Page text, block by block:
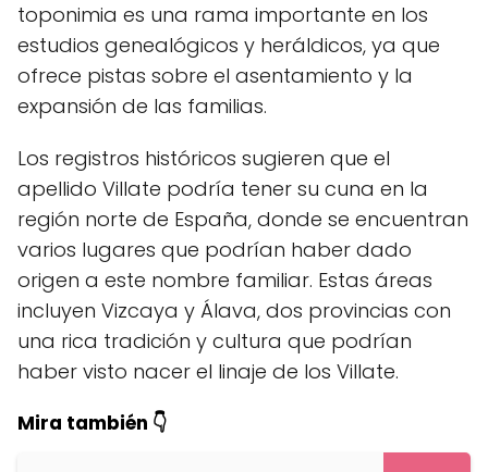
toponimia es una rama importante en los
estudios genealógicos y heráldicos, ya que
ofrece pistas sobre el asentamiento y la
expansión de las familias.
Los registros históricos sugieren que el
apellido Villate podría tener su cuna en la
región norte de España, donde se encuentran
varios lugares que podrían haber dado
origen a este nombre familiar. Estas áreas
incluyen Vizcaya y Álava, dos provincias con
una rica tradición y cultura que podrían
haber visto nacer el linaje de los Villate.
Mira también 👇